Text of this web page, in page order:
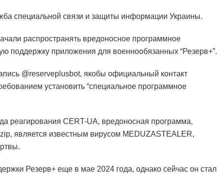
специальной связи и защиты информации Украины.
распространять вредоносное программное
поддержку приложения для военнообязанных “Резерв+”.
@reserveplusbot, якобы официальный контакт
установить “специальное программное
реагирования CERT-UA, вредоносная программа,
является известным вирусом MEDUZASTEALER,
Резерв+ еще в мае 2024 года, однако сейчас он стал